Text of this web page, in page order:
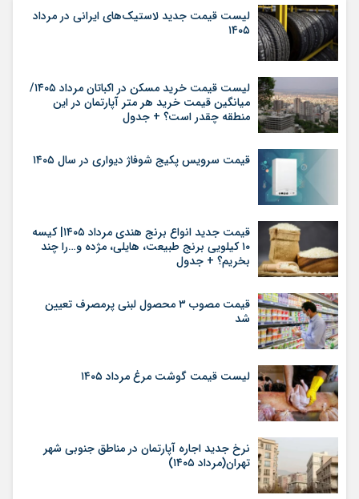
لیست قیمت جدید لاستیک‌های ایرانی در مرداد
۱۴۰۵
لیست قیمت خرید مسکن در اکباتان مرداد ۱۴۰۵/
میانگین قیمت خرید هر متر آپارتمان در این
منطقه چقدر است؟ + جدول
قیمت سرویس پکیج شوفاژ دیواری در سال ۱۴۰۵
قیمت جدید انواع برنج هندی مرداد ۱۴۰۵| کیسه
۱۰ کیلویی برنج طبیعت، هایلی، مژده و…را چند
بخریم؟ + جدول
قیمت مصوب ۳ محصول لبنی پرمصرف تعیین
شد
لیست قیمت گوشت مرغ مرداد ۱۴۰۵
نرخ جدید اجاره آپارتمان در مناطق جنوبی شهر
تهران(مرداد ۱۴۰۵)